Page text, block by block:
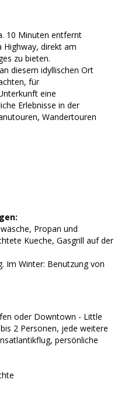
10 Minuten entfernt
Highway, direkt am
zu bieten.
diesem idyllischen Ort
für
eine
Erlebnisse in der
Wandertouren
Propan und
Kueche, Gasgrill auf der
Im Winter: Benutzung von
oder Downtown - Little
2 Personen, jede weitere
persönliche